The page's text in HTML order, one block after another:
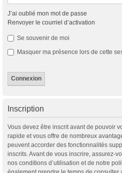
J’ai oublié mon mot de passe
Renvoyer le courriel d’activation
Se souvenir de moi
Masquer ma présence lors de cette
Inscription
Vous devez être inscrit avant de pouvoir
rapide et vous offre de nombreux
peuvent accorder des fonctionnalités
inscrits. Avant de vous inscrire, assurez-
nos conditions d’utilisation et de notre